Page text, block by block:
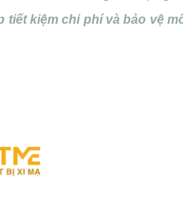
kiệm chi phí và bảo vệ